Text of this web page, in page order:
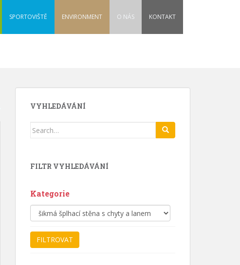
SPORTOVIŠTĚ ENVIRONMENT O NÁS KONTAKT
VYHLEDÁVÁNÍ
Search
FILTR VYHLEDÁVÁNÍ
Kategorie